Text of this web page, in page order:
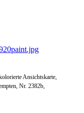
Ansichtskarte,
Nr. 2382b,